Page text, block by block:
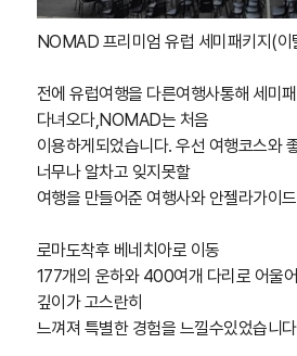
NOMAD 프리미엄 유럽 세미패키지 (이
전에 유럽여행을 다른여행사통해 세미
다녀오다,NOMAD는 처음
이용하게되었습니다.우선 여행코스와
너무나 알차고 잊지못할
여행을 만들어준 여행사와 안젤라가이
로마도착후 베네치아로 이동
177개의 운하와400여개 다리로 어울
깊이가 고스란히
느껴져 특별한 경험을 느낄수있었습니다